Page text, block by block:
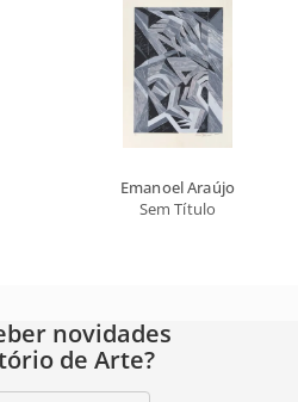
Emanoel Araújo
Sem Título
novidades
de Arte?